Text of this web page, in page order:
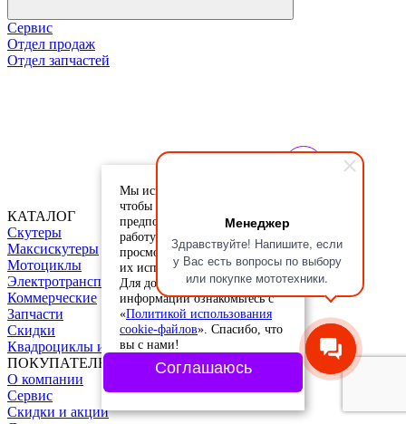
Менеджер
Здравствуйте! Напишите, если
у Вас есть вопросы по выбору
или покупке мототехники.
Сервис
Отдел продаж
Отдел запчастей
КАТАЛОГ
Скутеры
Максискутеры
Мотоциклы
Электротранспорт
Коммерческие
Запчасти
Скидки
Квадроциклы и питбайки
ПОКУПАТЕЛЮ
О компании
Сервис
Скидки и акции
Мы используем cookie-файлы,
чтобы учесть ваши
предпочтения и улучшить
работу сайта. Продолжая
просмотр, вы соглашаетесь с
их использованием.
Для дополнительной
информации ознакомьтесь с
«Политикой использования
cookie-файлов». Спасибо, что
вы с нами!
Соглашаюсь